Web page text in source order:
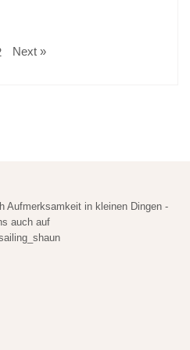
Next »
Aufmerksamkeit in kleinen Dingen -
auch auf